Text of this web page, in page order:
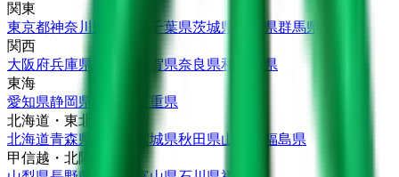
関東
東京都神奈川県 千葉県茨城県 栃木県群馬県
関西
大阪府兵庫県 滋賀県奈良県和歌山県
東海
愛知県静岡県
三重県
北海道・東北
北海道青森県 宮城県秋田県山形県
福島県
甲信越・北陸